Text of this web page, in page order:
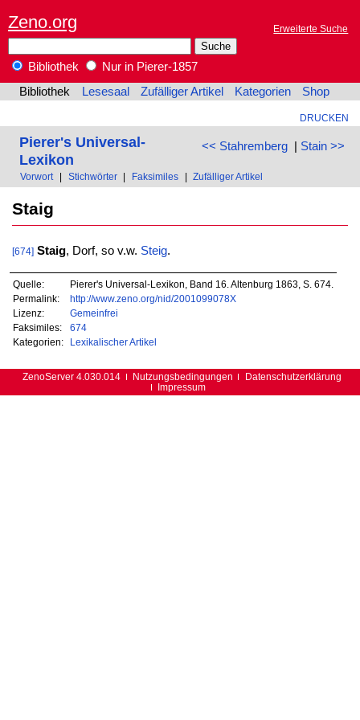
Zeno.org Erweiterte Suche
Bibliothek
Nur in Pierer-1857
Bibliothek
Lesesaal Zufälliger Artikel Kategorien Shop
DRUCKEN
<< Stahremberg| Stain >>
Pierer's Universal-
Lexikon
Vorwort Stichwörter Faksimiles Zufälliger Artikel
Staig
[674] Staig, Dorf, so v.w. Steig.
Quelle:
Pierer's Universal-Lexikon, Band 16. Altenburg 1863, S. 674.
Permalink:
http://www.zeno.org/nid/2001099078X
Lizenz:
Gemeinfrei
Faksimiles:
674
Kategorien:
Lexikalischer Artikel
ZenoServer 4.030.014 Nutzungsbedingungen
Datenschutzerklärung
Impressum